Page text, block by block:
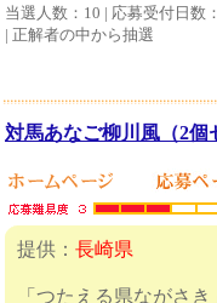
当選人数：10 | 応募受付日数
| 正解者の中から抽選
対馬あなご柳川風（2個
提供： 長崎県
「つたえる県ながさき